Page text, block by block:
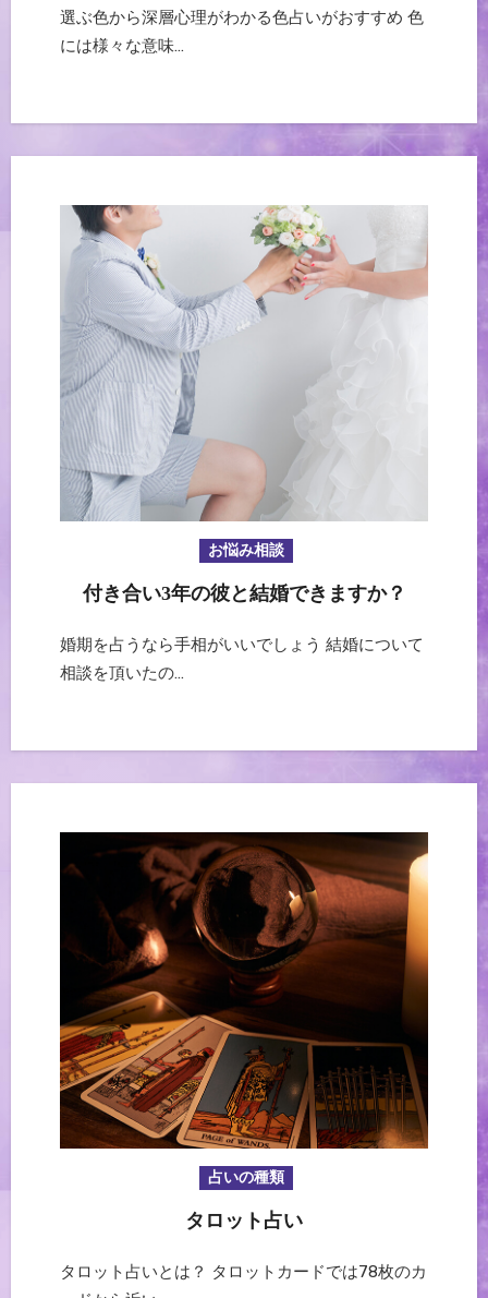
選ぶ色から深層心理がわかる色占いがおすすめ 色
には様々な意味…
お悩み相談
付き合い3年の彼と結婚できますか？
婚期を占うなら手相がいいでしょう 結婚について
相談を頂いたの…
占いの種類
タロット占い
タロット占いとは？ タロットカードでは78枚のカ